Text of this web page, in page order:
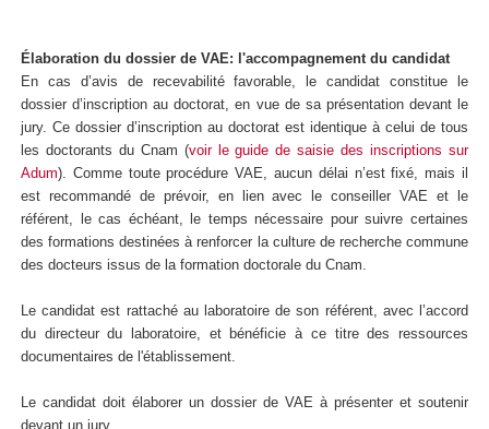
Élaboration du dossier de VAE: l'accompagnement du candidat
En cas d’avis de recevabilité favorable, le candidat constitue le
dossier d’inscription au doctorat, en vue de sa présentation devant le
jury. Ce dossier d’inscription au doctorat est identique à celui de tous
les doctorants du Cnam (voir le guide de saisie des inscriptions sur
Adum). Comme toute procédure VAE, aucun délai n’est fixé, mais il
est recommandé de prévoir, en lien avec le conseiller VAE et le
référent, le cas échéant, le temps nécessaire pour suivre certaines
des formations destinées à renforcer la culture de recherche commune
des docteurs issus de la formation doctorale du Cnam.
Le candidat est rattaché au laboratoire de son référent, avec l’accord
du directeur du laboratoire, et bénéficie à ce titre des ressources
documentaires de l'établissement.
Le candidat doit élaborer un dossier de VAE à présenter et soutenir
devant un jury.